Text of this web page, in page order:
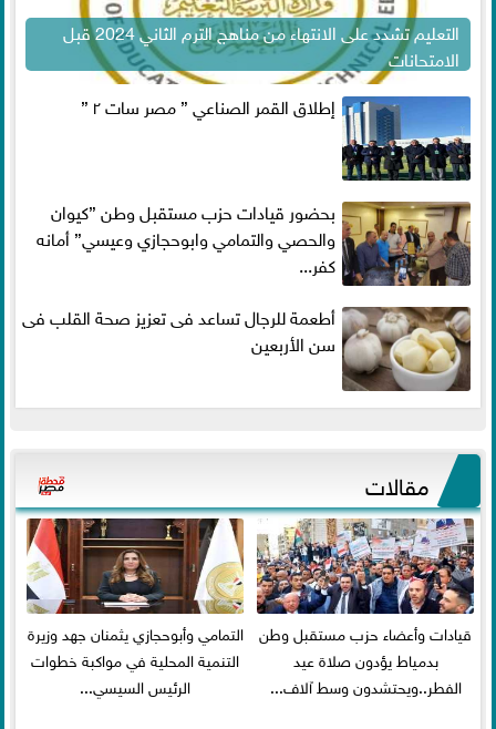
التعليم تشدد على الانتهاء من مناهج الترم الثاني 2024 قبل
الامتحانات
إطلاق القمر الصناعي ” مصر سات ٢ ”
بحضور قيادات حزب مستقبل وطن ”كيوان
والحصي والتمامي وابوحجازي وعيسي” أمانه
كفر...
أطعمة للرجال تساعد فى تعزيز صحة القلب فى
سن الأربعين
مقالات
قيادات وأعضاء حزب مستقبل وطن
بدمياط يؤدون صلاة عيد
الفطر..ويحتشدون وسط آلاف...
التمامي وأبوحجازي يثمنان جهد وزيرة
التنمية المحلية في مواكبة خطوات
الرئيس السيسي...